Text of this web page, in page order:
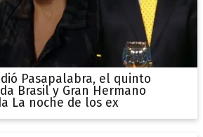
Pasapalabra, el quinto
Brasil y Gran Hermano
La noche de los ex